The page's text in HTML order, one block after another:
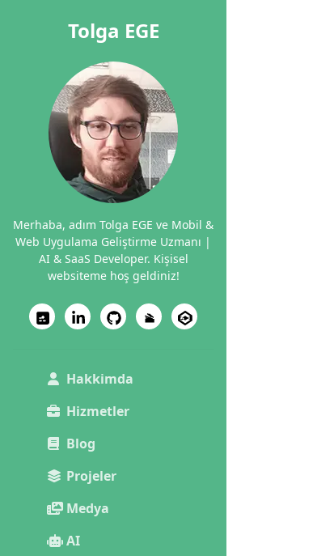
Tolga EGE
Merhaba, adım Tolga EGE ve Mobil &
Web Uygulama Geliştirme Uzmanı |
AI & SaaS Developer. Kişisel
websiteme hoş geldiniz!
Hakkimda
Hizmetler
Blog
Projeler
Medya
AI